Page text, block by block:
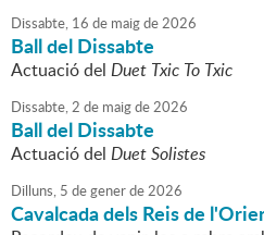
Dissabte, 16 de maigde2026
Ball del Dissabte
Actuació del Duet Txic To Txic
Dissabte,2 de maigde2026
Ball del Dissabte
Actuació del Duet Solistes
Dilluns, 5 degenerde2026
Cavalcada dels Reis de